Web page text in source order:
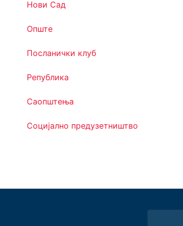
Нови Сад
Опште
Посланички клуб
Република
Саопштења
Социјално предузетништво